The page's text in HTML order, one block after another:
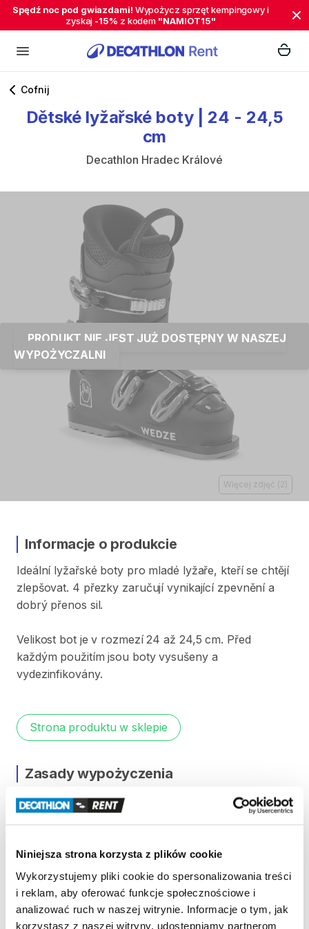
Niniejsza strona korzysta z plików cookie
Wykorzystujemy pliki cookie do spersonalizowania treści
i reklam, aby oferować funkcje społecznościowe i
analizować ruch w naszej witrynie. Informacje o tym, jak
korzystasz z naszej witryny, udostępniamy partnerom
Spędź noc pod gwiazdami! Wypożycz sprzęt kempingowy i
zyskaj -15% z kodem "NAMIOT15"
Cofnij
Dětské lyžařské boty 24​​​​ - 24​​​​​​​,​​​​​​​​​​5
cm
Decathlon Hradec Králové
PRODUKT NIE JEST JUŻ DOSTĘPNY W NASZEJ
WYPOŻYCZALNI
Więcej zdjęć (2 )
Informacje o produkcie
Ideální lyžařské boty pro mladé lyžaře​​​,​ kteří se chtějí
zlepšovat. 4 přezky zaručují vynikající zpevnění a
dobrý přenos sil.
Velikost bot je v rozmezí 24 až 24​​​​​​​,​​​​​​​5 cm. Před
každým použitím jsou boty vysušeny a
vydezinfikovány.
Strona produktu w sklepie
Zasady wypożyczenia
REGULAMIN
KAUCJA
Pro vypůjčení produktu není vyžadována vratná či